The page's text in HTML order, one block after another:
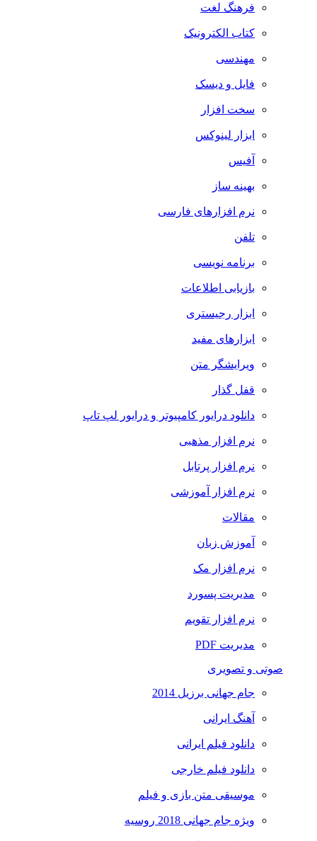
فرهنگ لغت
کتاب الکترونیک
مهندسی
فایل و دیسک
سخت افزار
ابزار لینوکس
آفیس
بهینه ساز
نرم افزارهای فارسی
تلفن
برنامه نویسی
بازیابی اطلاعات
ابزار رجیستری
ابزارهای مفید
ویرایشگر متن
قفل گذار
دانلود درایور کامپیوتر و درایور لپ تاپ
نرم افزار مذهبی
نرم افزار پرتابل
نرم افزار آموزشی
مقالات
آموزش زبان
نرم افزار مک
مدیریت پسورد
نرم افزار تقویم
مدیریت PDF
صوتی و تصویری
جام جهانی برزیل 2014
آهنگ ایرانی
دانلود فیلم ایرانی
دانلود فیلم خارجی
موسیقی متن بازی و فیلم
ویژه جام جهانی 2018 روسیه